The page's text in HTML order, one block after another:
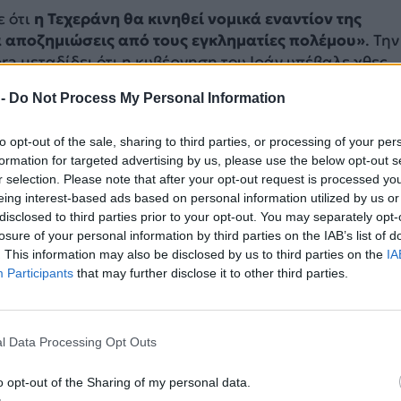
Do Not Process My Personal Information
opt-out of the sale, sharing to third parties, or processing of your
for targeted advertising by us, please use the below opt-out
selection. Please note that after your opt-out request is processed
interest-based ads based on personal information utilized by us
to third parties prior to your opt-out. You may separately
of your personal information by third parties on the IAB’s list of
This information may also be disclosed by us to third parties on the
Participants that may further disclose it to other third parties.
Data Processing Opt Outs
opt-out of the Sharing of my personal data.
ότι η Τεχεράνη θα κινηθεί νομικά εναντίον της
από τους εγκληματίες πολέμου». Την
μεταδίδει ότι η κυβέρνηση του Ιράν υπέβαλε χθες
του πυρός, οι εντάσεις παραμένουν υψηλές στην
ανοιχτό το σενάριο για μια επανέναρξη των
Για τον λόγο αυτό εξάλλου, ο Γενικός
προειδοποίησε ότι οι συνέπειες του
αστάθεια «επιδεινώνονται δραματικά με